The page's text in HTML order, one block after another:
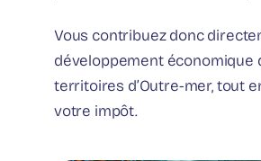
Vous contribuez donc
développement économique
territoires d’Outre-mer, tout
votre impôt.